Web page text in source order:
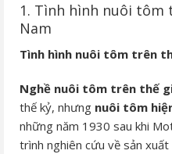
1. Tình hình nuôi tôm
Nam
Tình hình nuôi tôm trên
Nghề nuôi tôm trên thế
thế kỷ, nhưng nuôi tôm
những năm 1930 sau khi
trình nghiên cứu về sản